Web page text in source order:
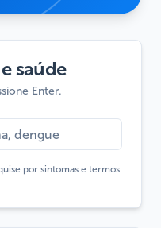
saúde
Enter.
por sintomas e termos